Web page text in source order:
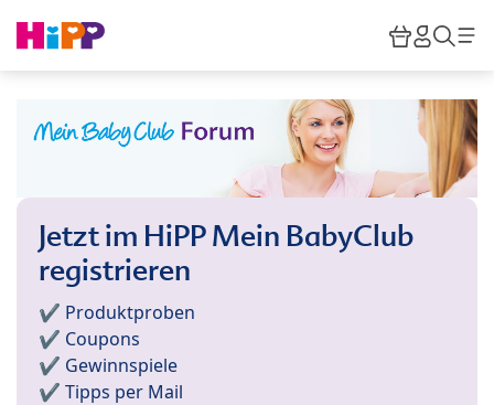
HiPP
Jetzt im HiPP Mein BabyClub
registrieren
✔️ Produktproben
✔️ Coupons
✔️ Gewinnspiele
✔️ Tipps per Mail